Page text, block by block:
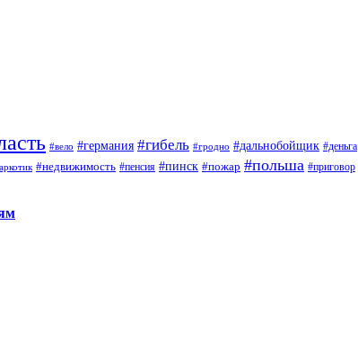
#вело #германия #гибель #гродно #дальнобойщик #деньга
#недвижимость #пенсия #пинск #пожар #польша #приговор